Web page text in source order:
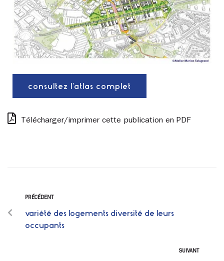
consultez l'atlas complet
Télécharger/imprimer cette publication en PDF
PRÉCÉDENT
variété des logements diversité de leurs
occupants
SUIVANT